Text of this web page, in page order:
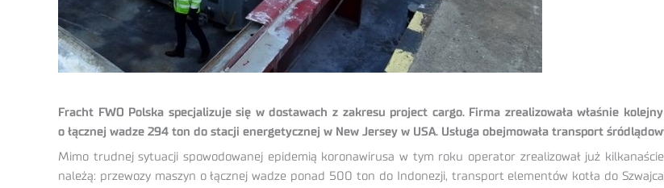
Fracht FWO Polska specjalizuje się w dostawach z zakresu project cargo. Firma zrealizowała właśnie
o łącznej wadze 294 ton do stacji energetycznej w New Jersey w USA. Usługa obejmowała transport
Mimo trudnej sytuacji spowodowanej epidemią koronawirusa w tym roku operator zrealizował już
należą: przewozy maszyn o łącznej wadze ponad 500 ton do Indonezji, transport elementów kotła do